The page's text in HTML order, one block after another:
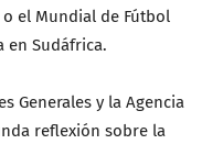
el Mundial de Fútbol
en Sudáfrica.
Generales y la Agencia
reflexión sobre la